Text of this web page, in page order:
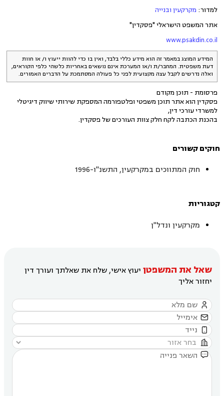
למדור: מקרקעין ובנייה
אתר המשפט הישראלי "פסקדין"
www.psakdin.co.il
המידע המוצג במאמר זה הוא מידע כללי בלבד, ואין בו כדי להוות ייעוץ ו/ או חוות
דעת משפטית. המחבר/ת ו/או המערכת אינם נושאים באחריות כלשהי כלפי הקוראים,
ואלה נדרשים לקבל עצה מקצועית לפני כל פעולה המסתמכת על הדברים האמורים.
פרסומת - תוכן מקודם
פסקדין הוא אתר תוכן משפטי ופלטפורמה המספקת שירותי שיווק דיגיטלי
למשרדי עורכי דין,
בהכנת הכתבה לקח חלק צוות העורכים של פסקדין.
חוקים קשורים
חוק המתווכים במקרקעין, התשנ"ו-1996
קטגוריות
מקרקעין ונדל"ן
שאל את המשפטן יעוץ אישי, שלח את שאלתך ועורך דין
יחזור אליך




